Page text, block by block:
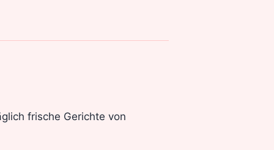
frische Gerichte von